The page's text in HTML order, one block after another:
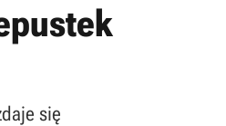
się